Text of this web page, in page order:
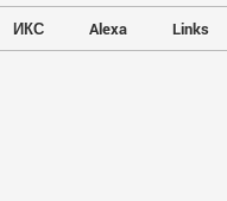
ИКС Alexa Links